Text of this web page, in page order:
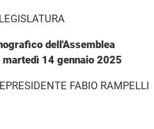
dell'Assemblea
14 gennaio 2025
FABIO RAMPELLI